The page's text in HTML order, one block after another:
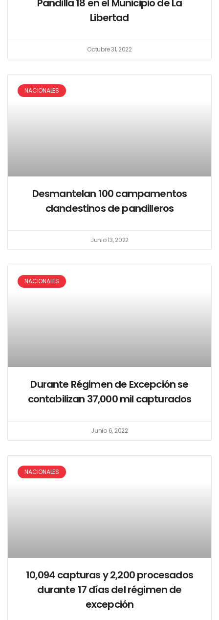
Pandilla 18 en el Municipio de La
Libertad
Octubre 31, 2022
NACIONALES
Desmantelan 100 campamentos
clandestinos de pandilleros
Junio 13, 2022
NACIONALES
Durante Régimen de Excepción se
contabilizan 37,000 mil capturados
Junio 6, 2022
NACIONALES
10,094 capturas y 2,200 procesados
durante 17 días del régimen de
excepción